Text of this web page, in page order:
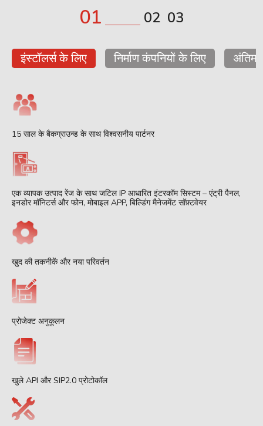
1 2 3
इंस्टॉलर्स के लिए निर्माण कंपनियों के लिए
15 साल के बैकग्राउन्ड के साथ विश्वसनीय पार्टनर
एक व्यापक उत्पाद रेंज के साथ जटिल IP आधारित इंटरकॉम सिस्टम – एंट्री पैनल,
इनडोर मॉनिटर्स और फोन, मोबाइल APP, बिल्डिंग मैनेजमेंट सॉफ़्टवेयर
खुद की तकनीकें और नया परिवर्तन
प्रोजेक्ट अनुकूलन
खुले API और SIP2.0 प्रोटोकॉल